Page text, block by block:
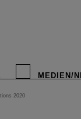
MEDIEN/
2020